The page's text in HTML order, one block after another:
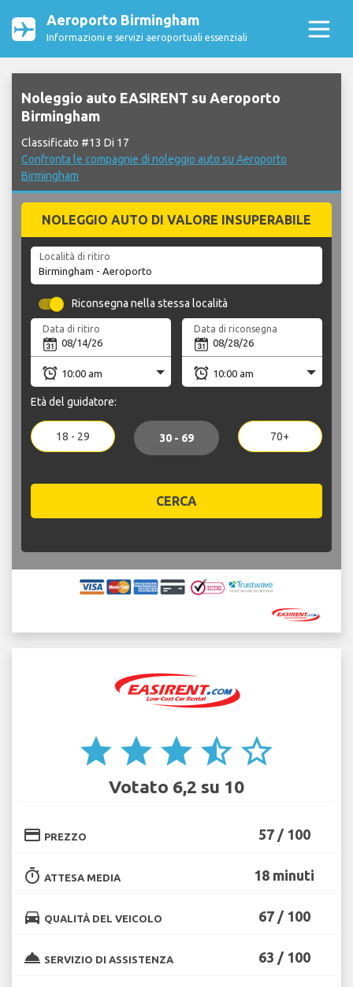
Aeroporto Birmingham
Informazioni e servizi aeroportuali essenziali
Noleggio auto EASIRENT su Aeroporto
Birmingham
Classificato #13 Di 17
Confronta le compagnie di noleggio auto su Aeroporto
Birmingham
NOLEGGIO AUTO DI VALORE INSUPERABILE
Località di ritiro
Riconsegna nella stessa località
Data di ritiro Data di riconsegna
Età del guidatore:
18 - 29 30 - 69 70+
CERCA
star star star star_half star_border
Votato 6,2 su 10
credit_card PREZZO 57 / 100
timer ATTESA MEDIA 18 minuti
directions_car QUALITÀ DEL VEICOLO 67 / 100
room_service SERVIZIO DI ASSISTENZA 63 / 100